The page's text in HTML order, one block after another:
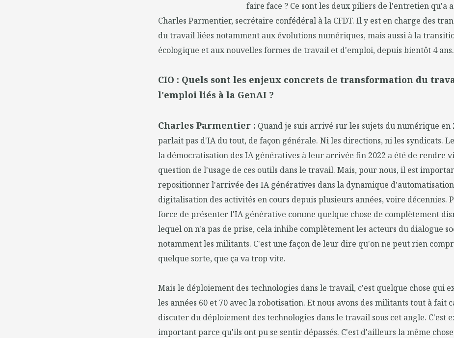
faire face ? Ce sont les deux piliers de l'entretien qu'a
Charles Parmentier, secrétaire confédéral à la CFDT. Il y est en charge des
du travail liées notamment aux évolutions numériques, mais aussi à la
écologique et aux nouvelles formes de travail et d'emploi, depuis bientôt 4 ans.
CIO : Quels sont les enjeux concrets de transformation du
l'emploi liés à la GenAI ?
Charles Parmentier : Quand je suis arrivé sur les sujets du numérique en
parlait pas d'IA du tout, de façon générale. Ni les directions, ni les syndicats.
la démocratisation des IA génératives à leur arrivée fin 2022 a été de rendre
question de l'usage de ces outils dans le travail. Mais, pour nous, il est
repositionner l'arrivée des IA génératives dans la dynamique
digitalisation des activités en cours depuis plusieurs années, voire décennies.
force de présenter l'IA générative comme quelque chose de complètement
lequel on n'a pas de prise, cela inhibe complètement les acteurs du dialogue
notamment les militants. C'est une façon de leur dire qu'on ne peut rien
quelque sorte, que ça va trop vite.
Mais le déploiement des technologies dans le travail, c'est quelque chose qui
les années 60 et 70 avec la robotisation. Et nous avons des militants tout à fait
discuter du déploiement des technologies dans le travail sous cet angle. C'est
important parce qu'ils ont pu se sentir dépassés. C'est d'ailleurs la même